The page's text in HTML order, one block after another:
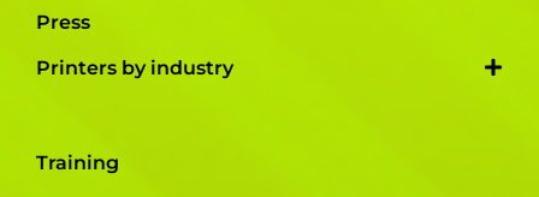
Press
Printers by industry
Training